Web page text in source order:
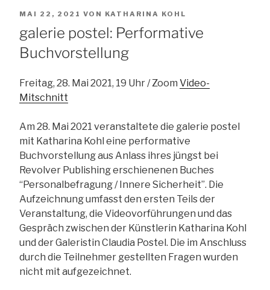
VERÖFFENTLICHT
MAI 22, 2021 VON KATHARINA KOHL
galerie postel: Performative
Buchvorstellung
Freitag, 28. Mai 2021, 19 Uhr / Zoom Video-
Mitschnitt
Am 28. Mai 2021 veranstaltete die galerie postel
mit Katharina Kohl eine performative
Buchvorstellung aus Anlass ihres jüngst bei
Revolver Publishing erschienenen Buches
“Personalbefragung / Innere Sicherheit”. Die
Aufzeichnung umfasst den ersten Teils der
Veranstaltung, die Videovorführungen und das
Gespräch zwischen der Künstlerin Katharina Kohl
und der Galeristin Claudia Postel. Die im Anschluss
durch die Teilnehmer gestellten Fragen wurden
nicht mit aufgezeichnet.